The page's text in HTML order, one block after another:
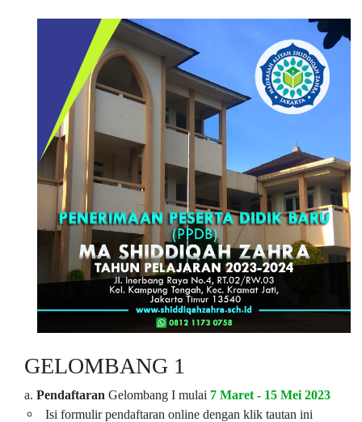
GELOMBANG 1
a. Pendaftaran Gelombang I mulai 7 Maret - 15 Mei 2023
Isi formulir pendaftaran online dengan klik tautan ini